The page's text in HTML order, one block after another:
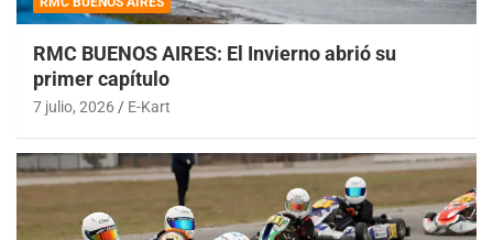
RMC BUENOS AIRES: El Invierno abrió su
primer capítulo
7 julio, 2026 E-Kart